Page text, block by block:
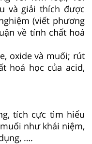
và giải thích được
(viết phương
về tính chất hoá
oxide và muối; rút
hoá học của acid,
tích cực tìm hiểu
như khái niệm,
….